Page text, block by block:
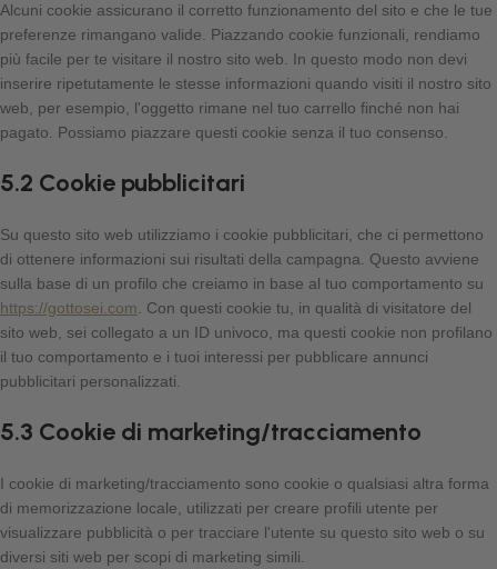
Alcuni cookie assicurano il corretto funzionamento del sito e che le tue
preferenze rimangano valide. Piazzando cookie funzionali, rendiamo
più facile per te visitare il nostro sito web. In questo modo non devi
inserire ripetutamente le stesse informazioni quando visiti il nostro sito
web, per esempio, l'oggetto rimane nel tuo carrello finché non hai
pagato. Possiamo piazzare questi cookie senza il tuo consenso.
5.2 Cookie pubblicitari
Su questo sito web utilizziamo i cookie pubblicitari, che ci permettono
di ottenere informazioni sui risultati della campagna. Questo avviene
sulla base di un profilo che creiamo in base al tuo comportamento su
https://gottosei.com . Con questi cookie tu, in qualità di visitatore del
sito web, sei collegato a un ID univoco, ma questi cookie non profilano
il tuo comportamento e i tuoi interessi per pubblicare annunci
pubblicitari personalizzati.
5.3 Cookie di marketing/tracciamento
I cookie di marketing/tracciamento sono cookie o qualsiasi altra forma
di memorizzazione locale, utilizzati per creare profili utente per
visualizzare pubblicità o per tracciare l'utente su questo sito web o su
diversi siti web per scopi di marketing simili.